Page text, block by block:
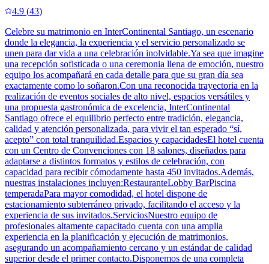
4.9 (43)
Celebre su matrimonio en InterContinental Santiago, un escenario
donde la elegancia, la experiencia y el servicio personalizado se
unen para dar vida a una celebración inolvidable.Ya sea que imagine
una recepción sofisticada o una ceremonia llena de emoción, nuestro
equipo los acompañará en cada detalle para que su gran día sea
exactamente como lo soñaron.Con una reconocida trayectoria en la
realización de eventos sociales de alto nivel, espacios versátiles y
una propuesta gastronómica de excelencia, InterContinental
Santiago ofrece el equilibrio perfecto entre tradición, elegancia,
calidad y atención personalizada, para vivir el tan esperado “sí,
acepto” con total tranquilidad.Espacios y capacidadesEl hotel cuenta
con un Centro de Convenciones con 18 salones, diseñados para
adaptarse a distintos formatos y estilos de celebración, con
capacidad para recibir cómodamente hasta 450 invitados.Además,
nuestras instalaciones incluyen:RestauranteLobby BarPiscina
temperadaPara mayor comodidad, el hotel dispone de
estacionamiento subterráneo privado, facilitando el acceso y la
experiencia de sus invitados.ServiciosNuestro equipo de
profesionales altamente capacitado cuenta con una amplia
experiencia en la planificación y ejecución de matrimonios,
asegurando un acompañamiento cercano y un estándar de calidad
superior desde el primer contacto.Disponemos de una completa